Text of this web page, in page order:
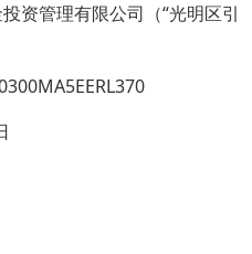
资管理有限公司（“光明区引